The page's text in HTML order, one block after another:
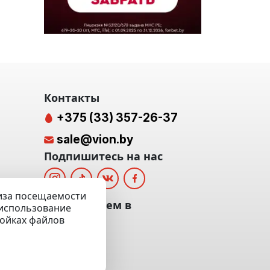
посещаемости
файлов
Контакты
+375 (33) 357-26-37
sale@vion.by
Подпишитесь на нас
Мы отвечаем в